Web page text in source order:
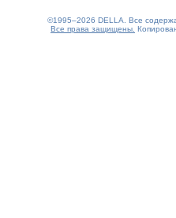
©1995–2026 DELLA. Все
Все права защищены.